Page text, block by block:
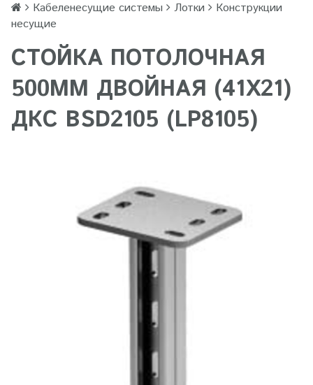
Кабеленесущие системы Лотки
Конструкции
несущие
СТОЙКА ПОТОЛОЧНАЯ
500ММ ДВОЙНАЯ (41Х21)
ДКС BSD2105 (LP8105)